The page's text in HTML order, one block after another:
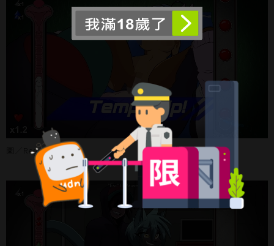
圖／RegulusNSFW